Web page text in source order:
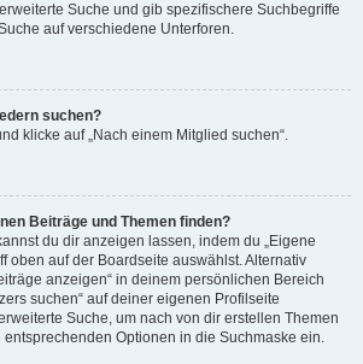
Suche und gib spezifischere Suchbegriffe
auf verschiedene Unterforen.
suchen?
klicke auf „Nach einem Mitglied suchen“.
Beiträge und Themen finden?
du dir anzeigen lassen, indem du „Eigene
oben auf der Boardseite auswählst. Alternativ
anzeigen“ in deinem persönlichen Bereich
suchen“ auf deiner eigenen Profilseite
Suche, um nach von dir erstellen Themen
Optionen in die Suchmaske ein.